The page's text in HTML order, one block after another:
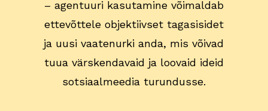
– agentuuri kasutamine võimaldab
ettevõttele objektiivset tagasisidet
ja uusi vaatenurki anda, mis võivad
tuua värskendavaid ja loovaid ideid
sotsiaalmeedia turundusse.